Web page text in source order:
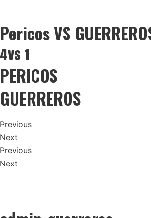
Pericos VS
4vs 1
PERICOS
GUERREROS
Previous
Next
Previous
Next